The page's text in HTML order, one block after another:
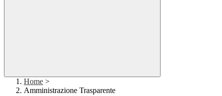
Home >
Amministrazione Trasparente